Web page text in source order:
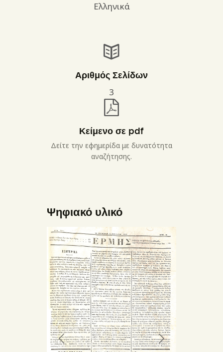
Ελληνικά
Αριθμός Σελίδων
3
Κείμενο σε pdf
Δείτε την εφημερίδα με δυνατότητα
αναζήτησης.
Ψηφιακό υλικό